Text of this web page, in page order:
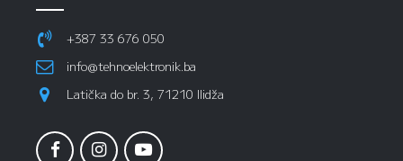
+387 33 676 050
info@tehnoelektronik.ba
Latička do br. 3, 71210 Ilidža